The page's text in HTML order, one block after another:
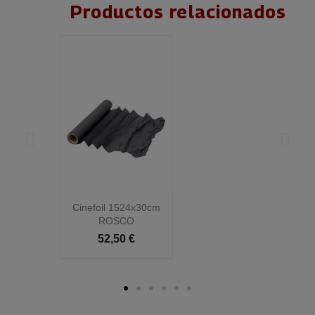
Productos relacionados
Cinefoil 1524x30cm
ROSCO
52,50 €